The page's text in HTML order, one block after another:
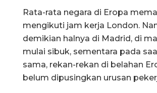
Rata-rata negara di Eropa
mengikuti jam kerja London.
demikian halnya di Madrid, di
mulai sibuk, sementara pada
sama, rekan-rekan di belahan
belum dipusingkan urusan